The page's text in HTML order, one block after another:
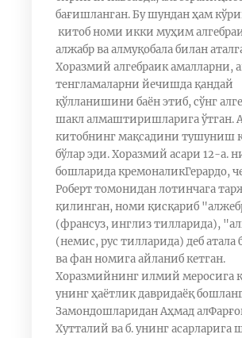
бағишланган. Бу шундан ҳам
китоб номи икки муҳим
алжабр ва алмуқобала билан
Хоразмий алгебраик амалларни,
тенгламаларни йечишда қандай
қўлланишини баён этиб, сўнг
шакл алмаштиришларига ўтган.
китобнинг мақсадини тушуниш
бўлар эди. Хоразмий асари 12-а.
бошларида кремоналикГерардо,
Роберт томонидан лотинчага
қилинган, номи қисқариб
(франсуз, инглиз тилларида),
(немис, рус тилларида) деб атала
ва фан номига айланиб кетган.
Хоразмийнинг илмий меросига
унинг ҳаётлик давридаёқ
Замондошларидан Аҳмад
Хутталий ва б. унинг асарларига